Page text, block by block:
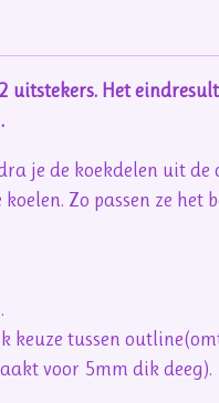
uitstekers. Het
je de koekdelen uit de
Zo passen ze het
keuze tussen
voor 5mm dik deeg).